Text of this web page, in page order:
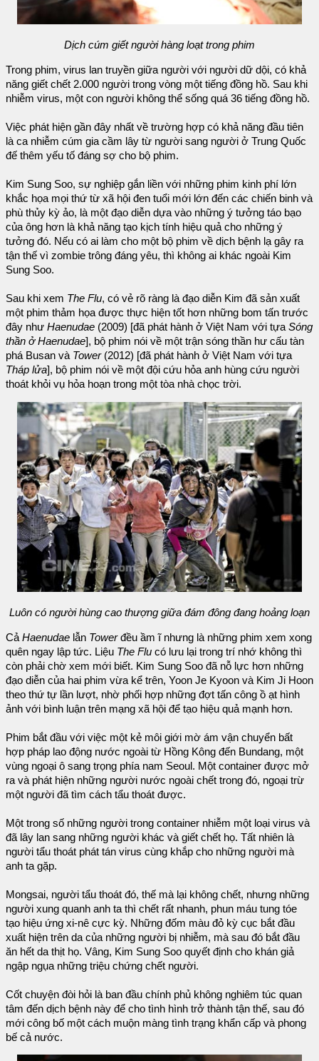
Dịch cúm giết người hàng loạt trong phim
Trong phim, virus lan truyền giữa người với người dữ dội, có khả
năng giết chết 2.000 người trong vòng một tiếng đồng hồ. Sau khi
nhiễm virus, một con người không thể sống quá 36 tiếng đồng hồ.
Việc phát hiện gần đây nhất về trường hợp có khả năng đầu tiên
là ca nhiễm cúm gia cầm lây từ người sang người ở Trung Quốc
đế thêm yếu tố đáng sợ cho bộ phim.
Kim Sung Soo, sự nghiệp gắn liền với những phim kinh phí lớn
khắc họa mọi thứ từ xã hội đen tuổi mới lớn đến các chiến binh và
phù thủy kỳ ảo, là một đạo diễn dựa vào những ý tưởng táo bạo
của ông hơn là khả năng tạo kịch tính hiệu quả cho những ý
tưởng đó. Nếu có ai làm cho một bộ phim về dịch bệnh lạ gây ra
tận thế vì zombie trông đáng yêu, thì không ai khác ngoài Kim
Sung Soo.
Sau khi xem The Flu, có vẻ rõ ràng là đạo diễn Kim đã sản xuất
một phim thảm họa được thực hiện tốt hơn những bom tấn trước
đây như Haenudae (2009) [đã phát hành ở Việt Nam với tựa Sóng
thần ở Haenudae], bộ phim nói về một trận sóng thần hư cấu tàn
phá Busan và Tower(2012) [đã phát hành ở Việt Nam với tựa
Tháp lửa], bộ phim nói về một đội cứu hỏa anh hùng cứu người
thoát khỏi vụ hỏa hoạn trong một tòa nhà chọc trời.
Luôn có người hùng cao thượng giữa đám đông đang hoảng loạn
Cả Haenudae lẫn Towerđều ầm ĩ nhưng là những phim xem xong
quên ngay lập tức. Liệu The Flu có lưu lại trong trí nhớ không thì
còn phải chờ xem mới biết. Kim Sung Soo đã nỗ lực hơn những
đạo diễn của hai phim vừa kể trên, Yoon Je Kyoon và Kim Ji Hoon
theo thứ tự lần lượt, nhờ phối hợp những đợt tấn công ồ ạt hình
ảnh với bình luận trên mạng xã hội để tạo hiệu quả mạnh hơn.
Phim bắt đầu với việc một kẻ môi giới mờ ám vận chuyển bất
hợp pháp lao động nước ngoài từ Hồng Kông đến Bundang, một
vùng ngoại ô sang trọng phía nam Seoul. Một container được mở
ra và phát hiện những người nước ngoài chết trong đó, ngoại trừ
một người đã tìm cách tẩu thoát được.
Một trong số những người trong container nhiễm một loại virus và
đã lây lan sang những người khác và giết chết họ. Tất nhiên là
người tẩu thoát phát tán virus cùng khắp cho những người mà
anh ta gặp.
Mongsai, người tẩu thoát đó, thế mà lại không chết, nhưng những
người xung quanh anh ta thì chết rất nhanh, phun máu tung tóe
tạo hiệu ứng xi-nê cực kỳ. Những đốm màu đỏ kỳ cục bắt đầu
xuất hiện trên da của những người bị nhiễm, mà sau đó bắt đầu
ăn hết da thịt họ. Vâng, Kim Sung Soo quyết định cho khán giả
ngập ngụa những triệu chứng chết người.
Cốt chuyện đòi hỏi là ban đầu chính phủ không nghiêm túc quan
tâm đến dịch bệnh này để cho tình hình trở thành tận thế, sau đó
mới công bố một cách muộn màng tình trạng khẩn cấp và phong
bế cả nước.